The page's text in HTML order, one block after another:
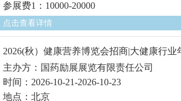
参展费1：10000-20000
点击查看详情
2026(秋）健康营养博览会招商|大健康行业
主办方：国药励展展览有限责任公司
时间：2026-10-21-2026-10-23
地点：北京